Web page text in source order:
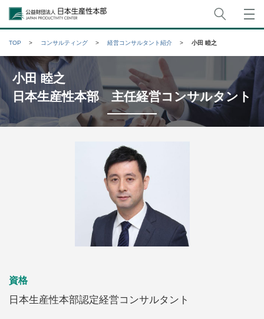
公益財団法人日本生産性本部
TOP コンサルティング 経営コンサルタント紹介 小田 睦之
小田 睦之
日本生産性本部 主任経営コンサルタント
資格
日本生産性本部認定経営コンサルタント